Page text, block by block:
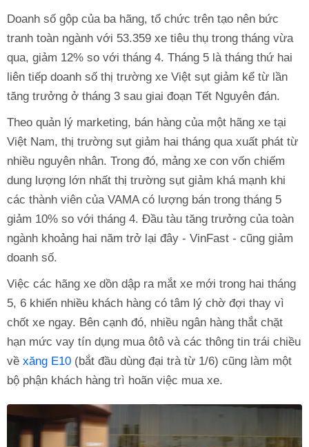
Doanh số gộp của ba hãng, tổ chức trên tạo nên bức
tranh toàn ngành với 53.359 xe tiêu thụ trong tháng vừa
qua, giảm 12% so với tháng 4. Tháng 5 là tháng thứ hai
liên tiếp doanh số thị trường xe Việt sụt giảm kể từ lần
tăng trưởng ở tháng 3 sau giai đoạn Tết Nguyên đán.
Theo quản lý marketing, bán hàng của một hãng xe tại
Việt Nam, thị trường sụt giảm hai tháng qua xuất phát từ
nhiều nguyên nhân. Trong đó, mảng xe con vốn chiếm
dung lượng lớn nhất thị trường sụt giảm khá mạnh khi
các thành viên của VAMA có lượng bán trong tháng 5
giảm 10% so với tháng 4. Đầu tàu tăng trưởng của toàn
ngành khoảng hai năm trở lại đây - VinFast - cũng giảm
doanh số.
Việc các hãng xe dồn dập ra mắt xe mới trong hai tháng
5, 6 khiến nhiều khách hàng có tâm lý chờ đợi thay vì
chốt xe ngay. Bên cạnh đó, nhiều ngân hàng thắt chặt
hạn mức vay tín dụng mua ôtô và các thông tin trái chiều
về xăng E10 (bắt đầu dùng đại trà từ 1/6) cũng làm một
bộ phận khách hàng trì hoãn việc mua xe.